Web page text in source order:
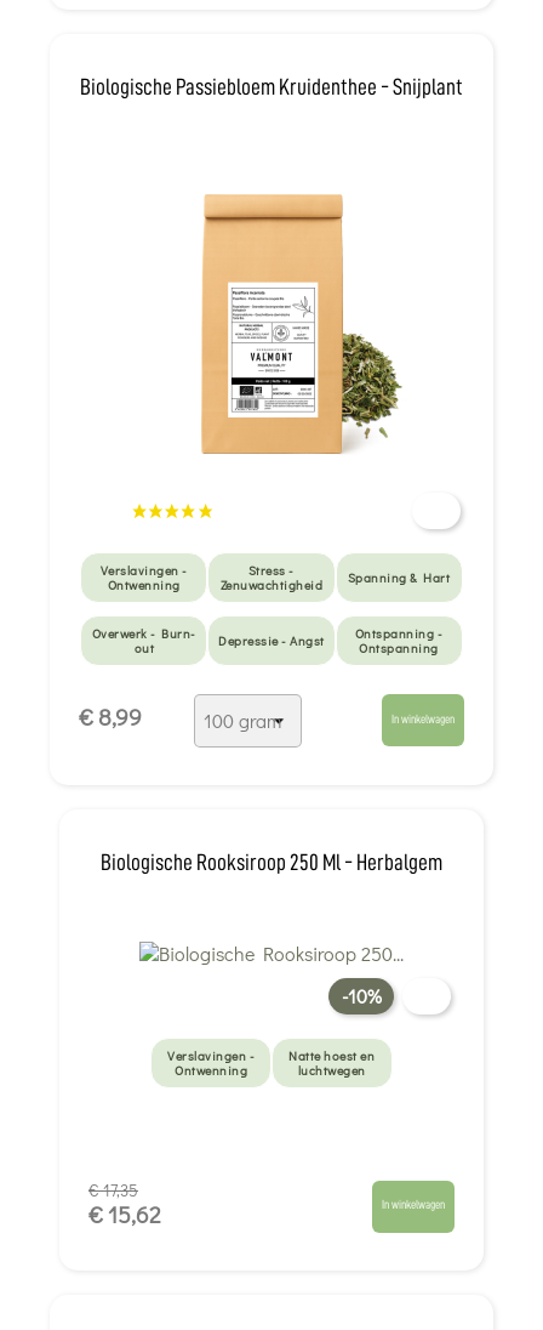
Biologische Passiebloem Kruidenthee - Snijplant
Verslavingen -
Ontwenning
Stress -
Zenuwachtigheid
Spanning & Hart
Overwerk - Burn-
out
Depressie - Angst
Ontspanning -
Ontspanning
Moeilijk in slaap
€ 8,99 In winkelwagen
Biologische Rooksiroop 250 Ml - Herbalgem
-10%
Verslavingen -
Ontwenning
Natte hoest en
luchtwegen
€ 17,35
€ 15,62 In winkelwagen